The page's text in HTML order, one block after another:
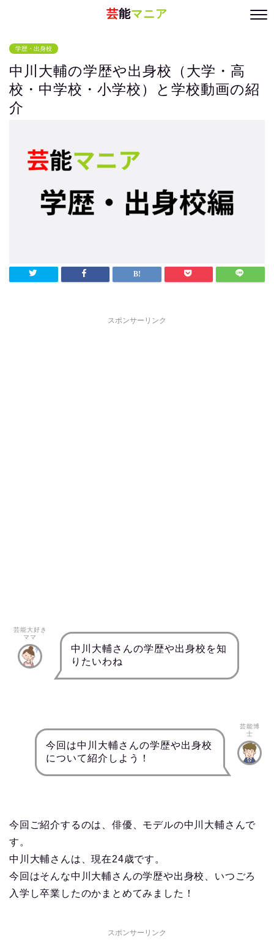
芸能マニア
学歴・出身校
中川大輔の学歴や出身校（大学・高
校・中学校・小学校）と学校動画の紹
介
スポンサーリンク
芸能大好き
ママ
中川大輔さんの学歴や出身校を知
りたいわね
今回は中川大輔さんの学歴や出身校
について紹介しよう！
芸能博
士
今回ご紹介するのは、俳優、モデルの中川大輔さんで
す。
中川大輔さんは、現在24歳です。
今回はそんな中川大輔さんの学歴や出身校、いつごろ
入学し卒業したのかまとめてみました！
スポンサーリンク